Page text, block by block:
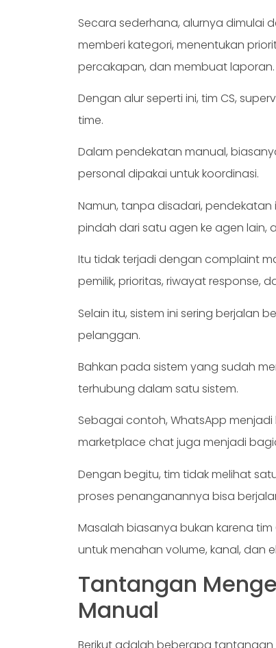
Secara sederhana, alurnya dimulai
memberi kategori, menentukan
percakapan, dan membuat laporan.
Dengan alur seperti ini, tim CS,
time.
Dalam pendekatan manual,
personal dipakai untuk koordinasi.
Namun, tanpa disadari,
pindah dari satu agen ke agen lain,
Itu tidak terjadi dengan complaint
pemilik, prioritas, riwayat response,
Selain itu, sistem ini sering berjalan
pelanggan.
Bahkan pada sistem yang sudah
terhubung dalam satu sistem.
Sebagai contoh, WhatsApp
marketplace chat juga menjadi
Dengan begitu, tim tidak melihat
proses penanganannya bisa
Masalah biasanya bukan karena
untuk menahan volume, kanal, dan
Tantangan
Manual
Berikut adalah beberapa